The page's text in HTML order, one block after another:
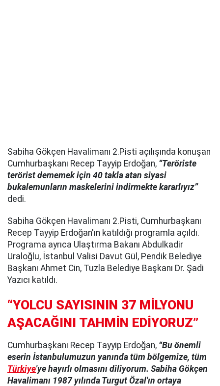
Sabiha Gökçen Havalimanı 2.Pisti açılışında konuşan
Cumhurbaşkanı Recep Tayyip Erdoğan, “Teröriste
terörist dememek için 40 takla atan siyasi
bukalemunların maskelerini indirmekte kararlıyız”
dedi.
Sabiha Gökçen Havalimanı 2.Pisti, Cumhurbaşkanı
Recep Tayyip Erdoğan'ın katıldığı programla açıldı.
Programa ayrıca Ulaştırma Bakanı Abdulkadir
Uraloğlu, İstanbul Valisi Davut Gül, Pendik Belediye
Başkanı Ahmet Cin, Tuzla Belediye Başkanı Dr. Şadi
Yazıcı katıldı.
“YOLCU SAYISININ 37 MİLYONU
AŞACAĞINI TAHMİN EDİYORUZ”
Cumhurbaşkanı Recep Tayyip Erdoğan, “Bu önemli
eserin İstanbulumuzun yanında tüm bölgemize, tüm
Türkiye'ye hayırlı olmasını diliyorum. Sabiha Gökçen
Havalimanı 1987 yılında Turgut Özal'ın ortaya